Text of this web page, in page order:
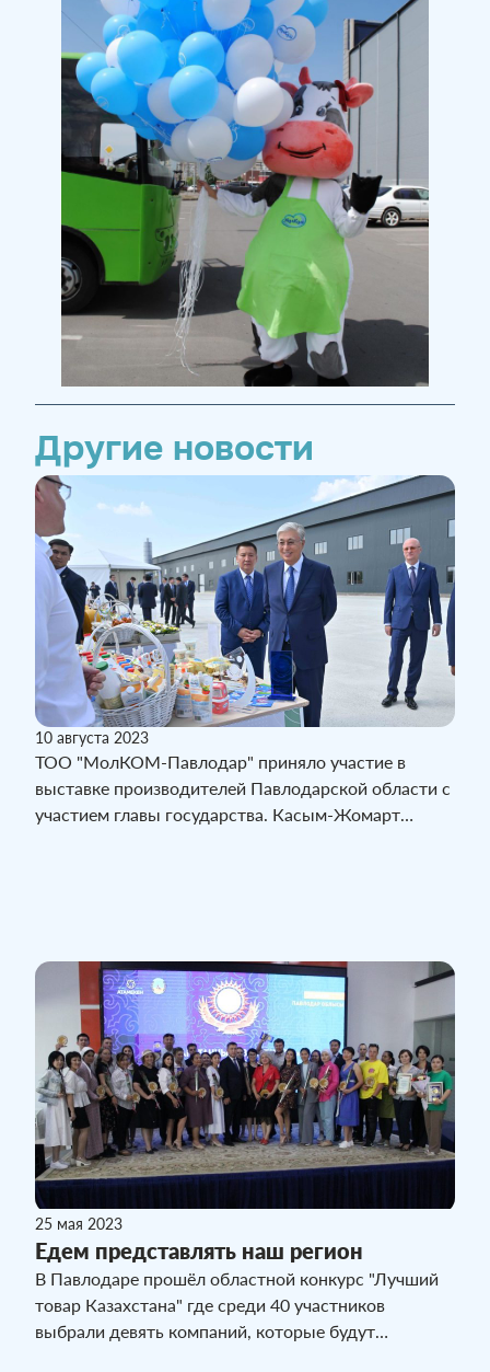
Другие новости
10 августа 2023
ТОО "МолКОМ-Павлодар" приняло участие в
выставке производителей Павлодарской области с
участием главы государства. Касым-Жомарт
25 мая 2023
Едем представлять наш регион
В Павлодаре прошёл областной конкурс "Лучший
товар Казахстана" где среди 40 участников
выбрали девять компаний, которые будут